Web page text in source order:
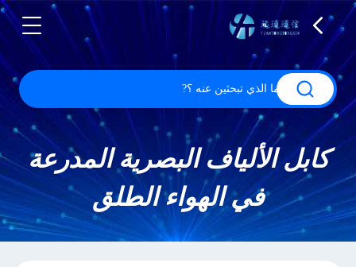
كابل الألياف البصرية المدرعة
في الهواء الطلق